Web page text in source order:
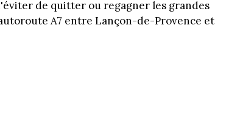
de quitter ou regagner les grandes
A7 entre Lançon-de-Provence et